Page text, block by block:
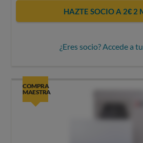
HAZTE SOCIO A 2€ 2
¿Eres socio? Accede a
COMPRA
MAESTRA